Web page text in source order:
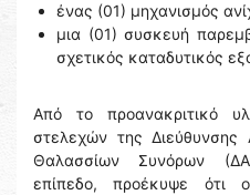
ένας (01) μηχανισμός
μια (01) συσκευή
σχετικός καταδυτικός
Από το προανακριτικό
στελεχών της Διεύθυνσης
Θαλασσίων Συνόρων
επίπεδο, προέκυψε ότι